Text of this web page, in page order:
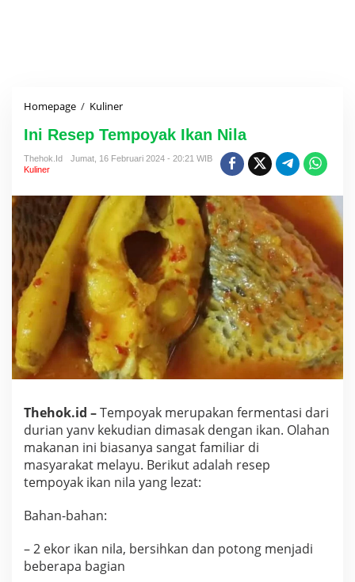
Homepage / Kuliner
i
e
e
m
p
o
y
a
k
k
a
n
l
a
Ini Resep Tempoyak Ikan Nila
Thehok.id
Jumat, 16 Februari 2024 - 20:21 WIB
Kuliner
Thehok.id –Tempoyak merupakan fermentasi dari
durian yanv kekudian dimasak dengan ikan. Olahan
makanan ini biasanya sangat familiar di
masyarakat melayu. Berikut adalah resep
tempoyak ikan nila yang lezat:
Bahan-bahan:
– 2 ekor ikan nila, bersihkan dan potong menjadi
beberapa bagian